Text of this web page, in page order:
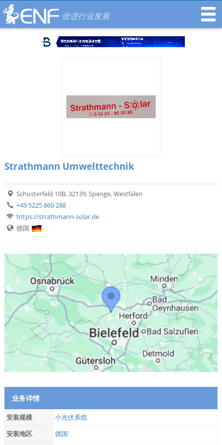
促进行业发展
Strathmann Umwelttechnik
Schusterfeld 10B, 32139, Spenge, Westfalen
+49 5225 860 288
https://strathmann-solar.de
德国
业务详情
安装规模
小光伏系统
安装地区
德国